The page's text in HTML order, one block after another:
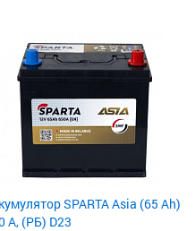
SPARTA Asia (65 Ah)
А, (РБ) D23